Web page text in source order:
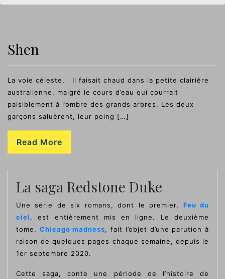
Shen
La voie céleste. Il faisait chaud dans la petite clairière
australienne, malgré le cours d’eau qui courrait
paisiblement à l’ombre des grands arbres. Les deux
garçons saluèrent, leur poing […]
Read More
La saga Redstone Duke
Une série de six romans, dont le premier, Feu du
ciel, est entièrement mis en ligne. Le deuxième
tome, Chicago madness, fait l’objet d’une parution à
raison de quelques pages chaque semaine, depuis le
1er septembre 2020.
Cette saga, conte une période de l’histoire de